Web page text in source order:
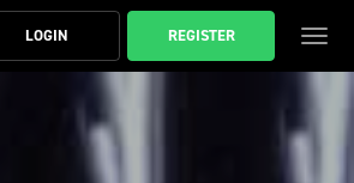
LOGIN REGISTER ト